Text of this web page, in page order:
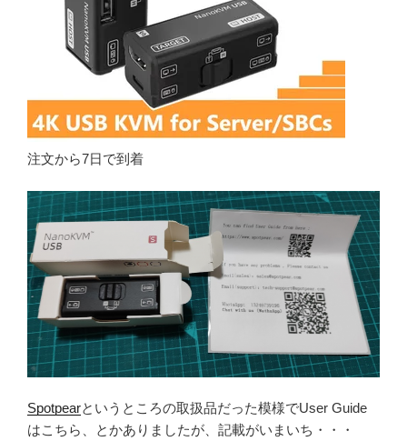
注文から7日で到着
Spotpearというところの取扱品だった模様でUser Guide
はこちら、とかありましたが、記載がいまいち・・・